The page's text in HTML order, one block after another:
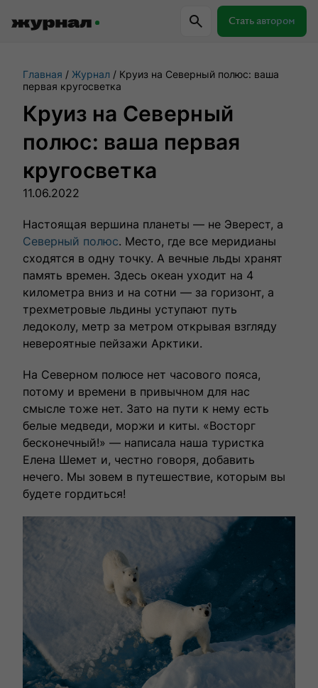
Стать автором
Самое важное Куда поехать
Журнал RussiaDiscovery
Пишем о России, чтобы родная земля
перестала быть Terra Incognita.
Авторы
Сотрудничаем с мастерами слова,
влюбленными в путешествия.
Главная Журнал
Круиз на Северный полюс: ваша
первая кругосветка
Круиз на Северный
полюс: ваша первая
кругосветка
11.06.2022
Настоящая вершина планеты — не Эверест, а
Северный полюс. Место, где все меридианы
сходятся в одну точку. А вечные льды хранят
память времен. Здесь океан уходит на 4
километра вниз и на сотни — за горизонт, а
трехметровые льдины уступают путь
ледоколу, метр за метром открывая взгляду
невероятные пейзажи Арктики.
На Северном полюсе нет часового пояса,
потому и времени в привычном для нас
смысле тоже нет. Зато на пути к нему есть
белые медведи, моржи и киты. «Восторг
бесконечный!» — написала наша туристка
Елена Шемет и, честно говоря, добавить
нечего. Мы зовем в путешествие, которым вы
будете гордиться!